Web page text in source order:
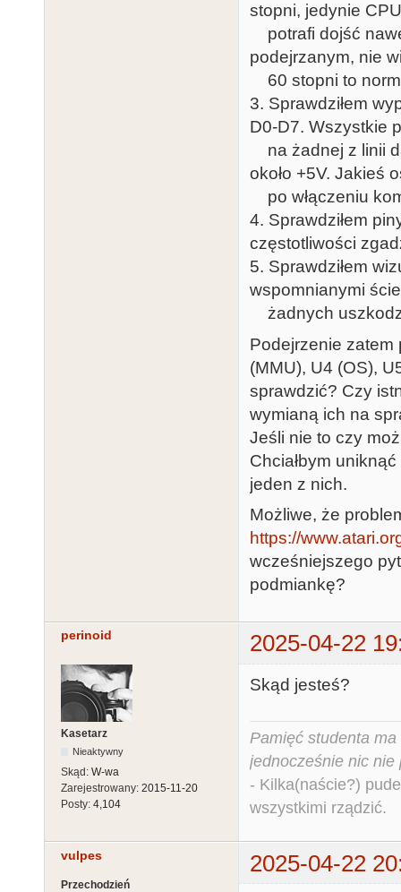
stopni, jedynie
potrafi dojść
podejrzanym, nie
60 stopni to
3. Sprawdziłem
D0-D7. Wszystkie
na żadnej z linii
około +5V. Jakieś
po włączeniu
4. Sprawdziłem
częstotliwości
5. Sprawdziłem
wspomnianymi
żadnych
Podejrzenie zatem
(MMU), U4 (OS),
sprawdzić? Czy
wymianą ich na
Jeśli nie to czy
Chciałbym
jeden z nich.
Możliwe, że
https://
wcześniejszego
podmiankę?
perinoid 2025-04-22
Kasetarz
Nieaktywny
Skąd: W-wa
Zarejestrowany: 2015-11-20
Posty: 4,104
Skąd jesteś?
Pamięć studenta
jednocześnie nic nie
- Kilka(naście?)
wszystkimi rządzić.
vulpes 2025-04-22
Przechodzień